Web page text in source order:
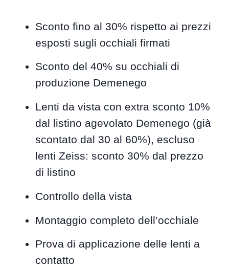
Sconto fino al 30% rispetto ai prezzi
esposti sugli occhiali firmati
Sconto del 40% su occhiali di
produzione Demenego
Lenti da vista con extra sconto 10%
dal listino agevolato Demenego (già
scontato dal 30 al 60%), escluso
lenti Zeiss: sconto 30% dal prezzo
di listino
Controllo della vista
Montaggio completo dell’occhiale
Prova di applicazione delle lenti a
contatto